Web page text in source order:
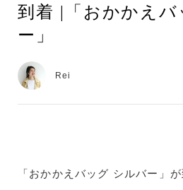
到着 |「おかかえ
ー」
Rei
「おかかえバッグ シルバー」